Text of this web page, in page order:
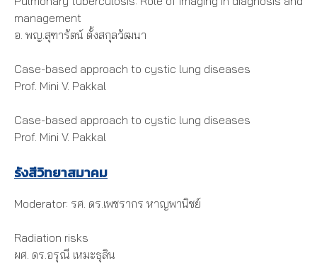
management
อ. พญ.สุฑารัตน์ ตั้งสกุลวัฒนา
Case-based approach to cystic lung diseases
Prof. Mini V. Pakkal
Case-based approach to cystic lung diseases
Prof. Mini V. Pakkal
รังสีวิทยาสมาคม
Moderator: รศ. ดร.เพชรากร หาญพานิชย์
Radiation risks
ผศ. ดร.อรุณี เหมะธุลิน